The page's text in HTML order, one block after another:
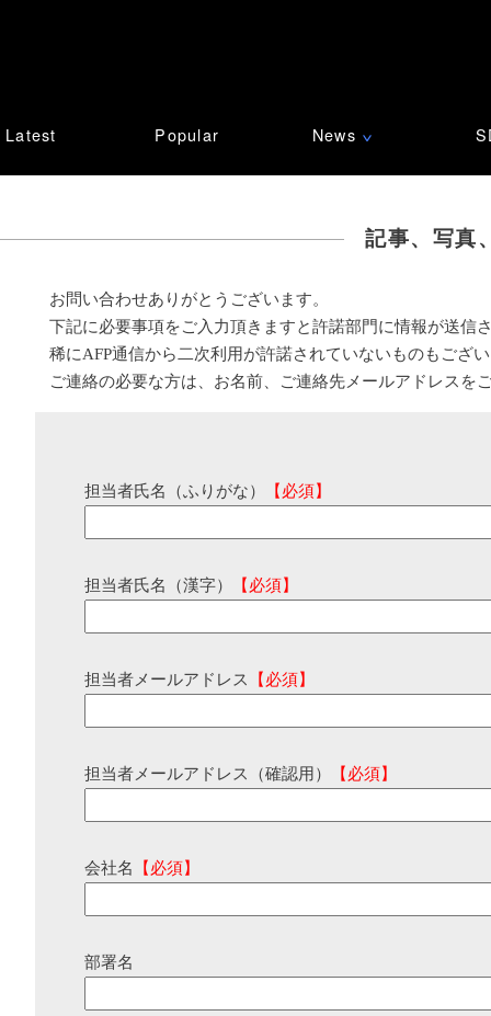
Latest Popular News ∨
記事、写真
お問い合わせありがとうございます。
下記に必要事項をご入力頂きますと許諾部門に情報が送信
稀にAFP通信から二次利用が許諾されていないものもござ
ご連絡の必要な方は、お名前、ご連絡先メールアドレスを
担当者氏名（ふりがな） 【必須】
担当者氏名（漢字） 【必須】
担当者メールアドレス 【必須】
担当者メールアドレス（確認用） 【必須】
会社名 【必須】
部署名